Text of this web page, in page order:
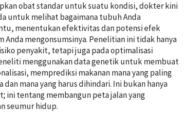
obat standar untuk suatu kondisi, dokter kini
untuk melihat bagaimana tubuh Anda
menentukan efektivitas dan potensi efek
Anda mengonsumsinya. Penelitian ini tidak hanya
penyakit, tetapi juga pada optimalisasi
menggunakan data genetik untuk membuat
memprediksi makanan mana yang paling
mana yang harus dihindari. Ini bukan hanya
ini tentang membangun peta jalan yang
seumur hidup.